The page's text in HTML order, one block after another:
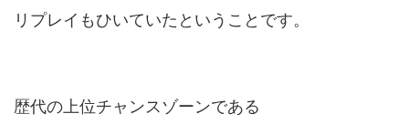
リプレイもひいていたということです。
歴代の上位チャンスゾーンである